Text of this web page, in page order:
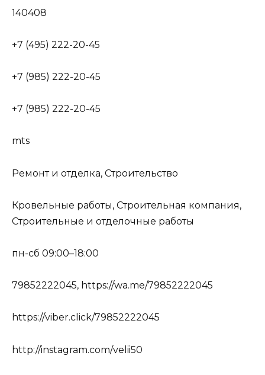
140408
+7 (495) 222-20-45
+7 (985) 222-20-45
+7 (985) 222-20-45
mts
Ремонт и отделка, Строительство
Кровельные работы, Строительная компания,
Строительные и отделочные работы
пн-сб 09:00–18:00
79852222045, https://wa.me/79852222045
https://viber.click/79852222045
http://instagram.com/velii50